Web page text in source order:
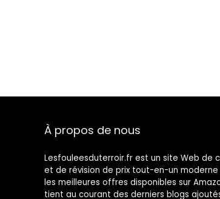
À propos de nous
Lesfouleesduterroir.fr est un site Web de
et de révision de prix tout-en-un
les meilleures offres disponibles sur
tient au courant des derniers blogs